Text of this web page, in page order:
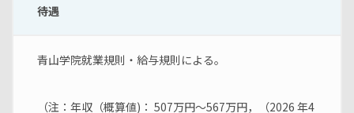
待遇
青山学院就業規則・給与規則による。
（注：年収（概算値)： 507万円～567万円，（2026 年4